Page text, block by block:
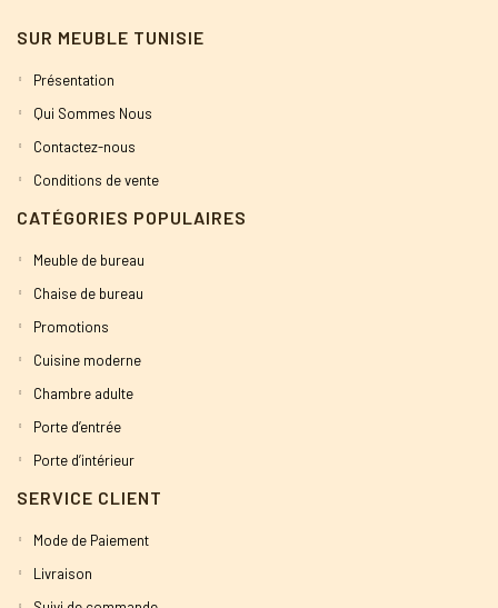
1900 DT.1850 DT.
SUR MEUBLE TUNISIE
Présentation
Qui Sommes Nous
Contactez-nous
Conditions de vente
CATÉGORIES POPULAIRES
Meuble de bureau
Chaise de bureau
Promotions
Cuisine moderne
Chambre adulte
Porte d’entrée
Porte d’intérieur
SERVICE CLIENT
Mode de Paiement
Livraison